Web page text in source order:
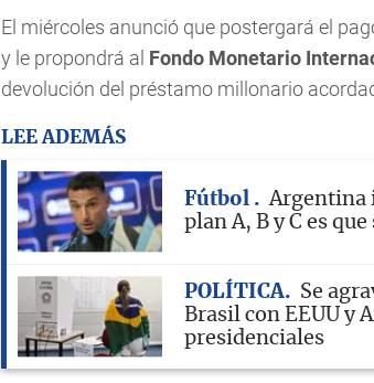
El miércoles anunció que postergará el
y le propondrá al Fondo Monetario
devolución del préstamo millonario
LEE ADEMÁS
Fútbol
Argentina
plan A, B y C es
POLÍTICA
Se
Brasil con EEUU y
presidenciales